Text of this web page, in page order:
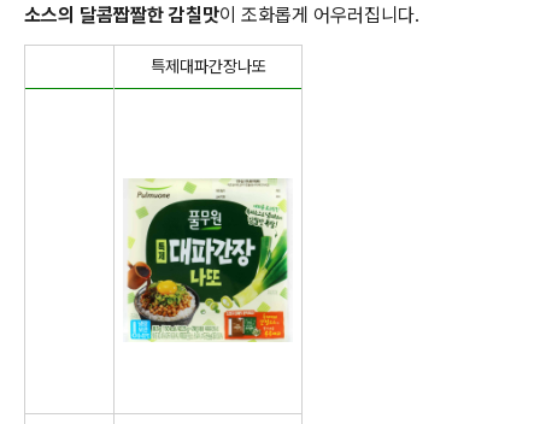
소스의 달콤짭짤한 감칠맛이 조화롭게 어우러집니다.
특제대파간장나또